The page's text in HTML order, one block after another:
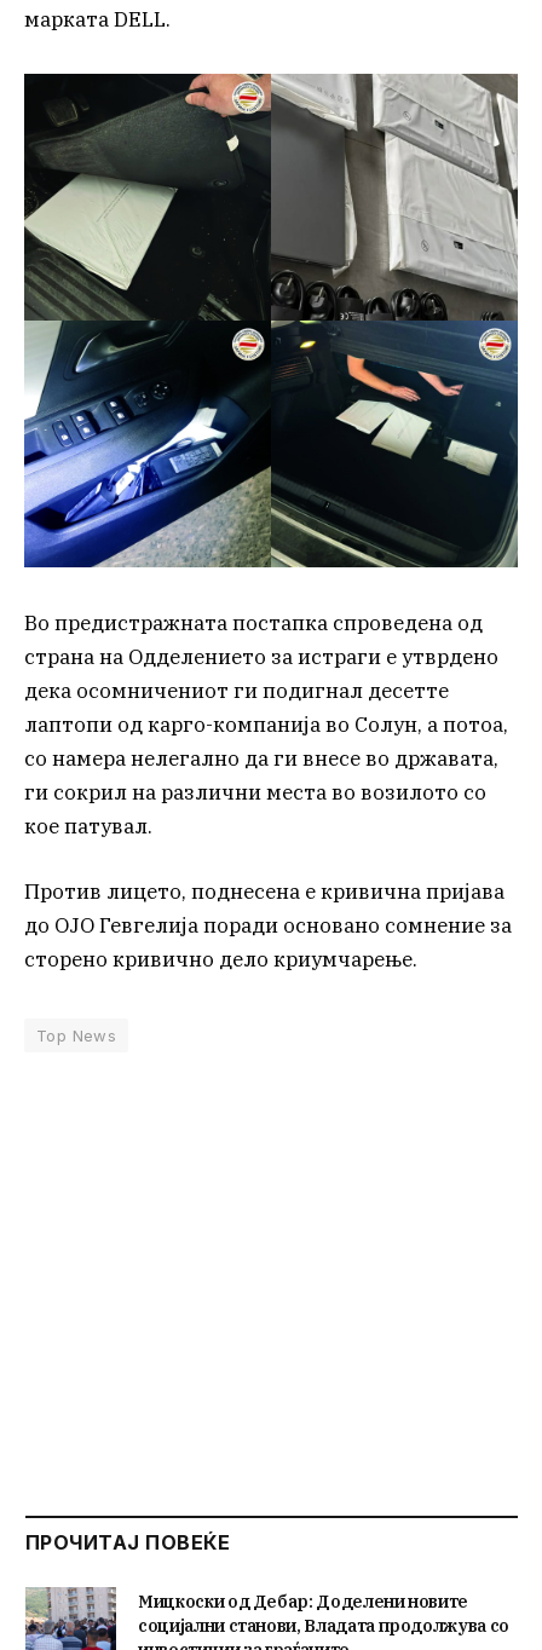
марката DELL.
Во предистражната постапка спроведена од
страна на Одделението за истраги е утврдено
дека осомничениот ги подигнал десетте
лаптопи од карго-компанија во Солун, а потоа,
со намера нелегално да ги внесе во државата,
ги сокрил на различни места во возилото со
кое патувал.
Против лицето, поднесена е кривична пријава
до ОЈО Гевгелија поради основано сомнение за
сторено кривично дело криумчарење.
Top News
ПРОЧИТАЈ ПОВЕЌЕ
Мицкоски од Дебар: Доделени новите
социјални станови, Владата продолжува со